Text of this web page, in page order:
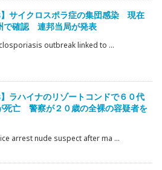
】サイクロスポラ症の集団感染 現在
で確認 連邦当局が発表
outbreak linked to ...
】ラハイナのリゾートコンドで６０代
死亡 警察が２０歳の全裸の容疑者を
arrest nude suspect after ma ...